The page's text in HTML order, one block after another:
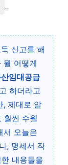
신고를 해
뭘 어떻게
임대공급
하더라고
, 제대로 알
훨씬 수월
서 오늘은
, 명세서 작
내용들을